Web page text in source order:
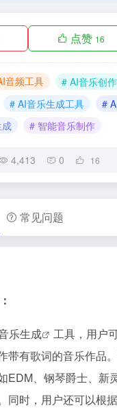
点赞 16
音频工具
# AI音乐创
# AI音乐生成工具
#
# 智能音乐制作
4,413 0 16
常见问题
乐生成
工具，用户
带有歌词的音乐作品
EDM、钢琴爵士、新
同时，用户还可以根